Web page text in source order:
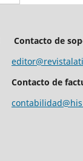
Contacto de
Contacto de